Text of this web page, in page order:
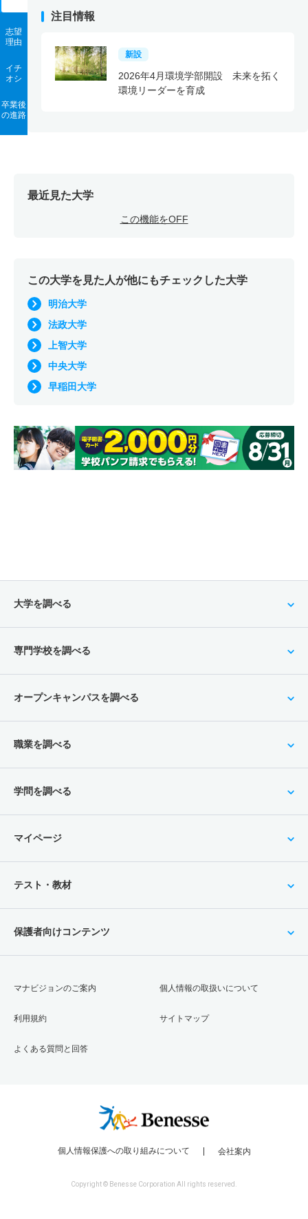
志望
理由
イチ
オシ
卒業後
の進路
注目情報
新設
2026年4月環境学部開設 未来を拓く
環境リーダーを育成
最近見た大学
この機能をOFF
この大学を見た人が他にもチェックした大学
明治大学
法政大学
上智大学
中央大学
早稲田大学
大学を調べる
専門学校を調べる
オープンキャンパスを調べる
職業を調べる
学問を調べる
マイページ
テスト・教材
保護者向けコンテンツ
マナビジョンのご案内
利用規約
よくある質問と回答
個人情報の取扱いについて
サイトマップ
個人情報保護への取り組みについて 会社案内
Copyright © Benesse Corporation All rights reserved.